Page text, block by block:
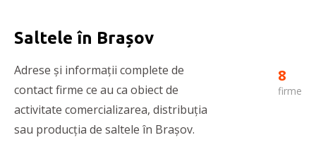
Saltele în Brașov
Adrese și informații complete de
contact firme ce au ca obiect de
activitate comercializarea, distribuția
sau producția de saltele în Brașov.
8
firme